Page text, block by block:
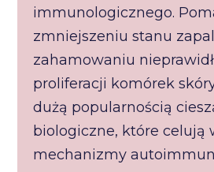
immunologicznego.
zmniejszeniu stanu
zahamowaniu
proliferacji komórek
dużą popularnością
biologiczne, które celują
mechanizmy